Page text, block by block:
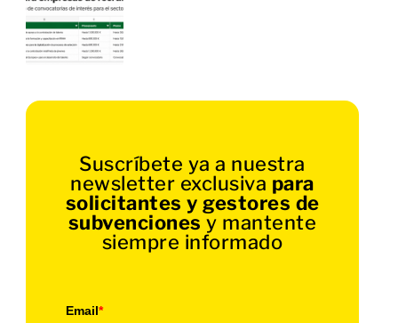
Suscríbete ya a nuestra
newsletter exclusiva para
solicitantes y gestores de
subvenciones y mantente
siempre informado
Email*